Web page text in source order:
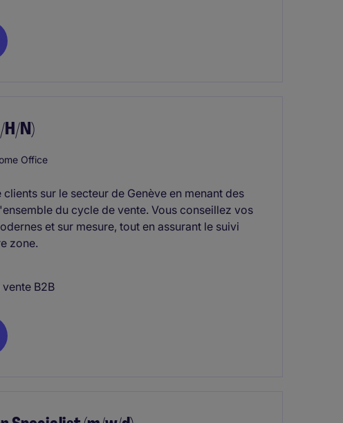
N)
Office
sur le secteur de Genève en menant des
du cycle de vente. Vous conseillez vos
et sur mesure, tout en assurant le suivi
zone.
B2B